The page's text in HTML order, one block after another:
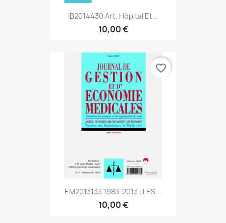
IB2014430 Art. Hôpital Et...
10,00 €
EM2013133 1983-2013 : LES...
10,00 €
favorite_border